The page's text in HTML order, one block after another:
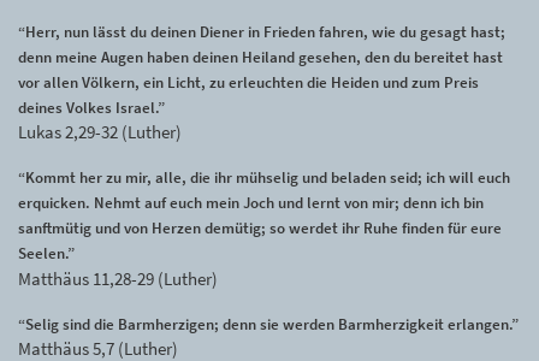
“Herr, nun lässt du deinen Diener in Frieden fahren, wie du gesagt hast;
denn meine Augen haben deinen Heiland gesehen, den du bereitet hast
vor allen Völkern, ein Licht, zu erleuchten die Heiden und zum Preis
deines Volkes Israel.”
Lukas 2,29-32 (Luther)
“Kommt her zu mir, alle, die ihr mühselig und beladen seid; ich will euch
erquicken. Nehmt auf euch mein Joch und lernt von mir; denn ich bin
sanftmütig und von Herzen demütig; so werdet ihr Ruhe finden für eure
Seelen.”
Matthäus 11,28-29 (Luther)
“Selig sind die Barmherzigen; denn sie werden Barmherzigkeit erlangen.”
Matthäus 5,7 (Luther)